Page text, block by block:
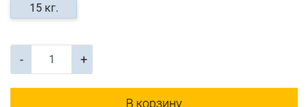
15 кг.
- +
В корзину